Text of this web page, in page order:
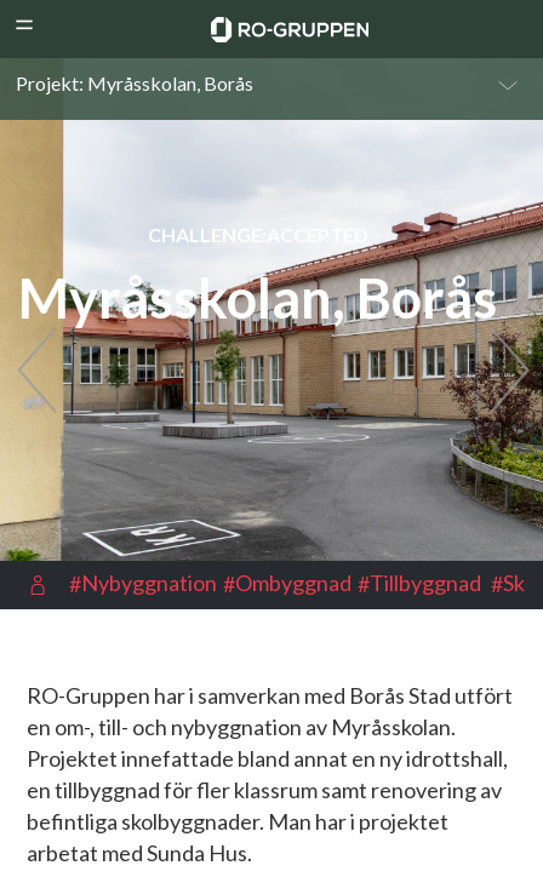
Menu
Gruppen
Projekt: Myråsskolan, Borås
CHALLENGE:ACCEPTED
Myråsskolan, Borås
Nybyggnation Ombyggnad Tillbyggnad
RO-Gruppen har i samverkan med Borås Stad utfört
en om-, till- och nybyggnation av Myråsskolan.
Projektet innefattade bland annat en ny idrottshall,
en tillbyggnad för fler klassrum samt renovering av
befintliga skolbyggnader. Man har i projektet
arbetat med Sunda Hus.